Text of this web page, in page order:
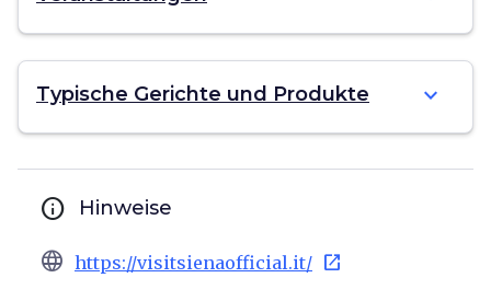
Typische Gerichte und Produkte expand_more
info Hinweise
language https://visitsienaofficial.it/ open_in_new